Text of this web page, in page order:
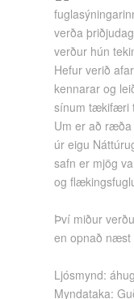
verða
verður hún
Hefur verið
kennarar og
sínum tækifæri
Um er að ræða
úr eigu
safn er mjög
og
Því miður
en opnað næst
Ljósmynd:
Myndataka: